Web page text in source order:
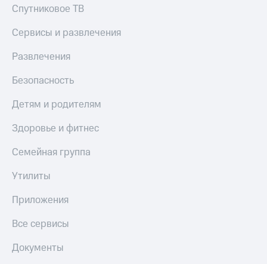
Спутниковое ТВ
Сервисы и развлечения
Развлечения
Безопасность
Детям и родителям
Здоровье и фитнес
Семейная группа
Утилиты
Приложения
Все сервисы
Документы